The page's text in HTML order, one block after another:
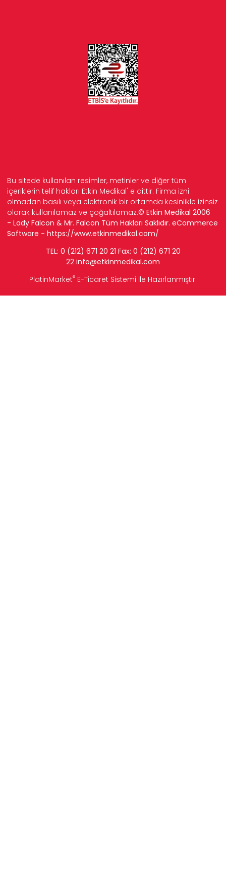
Bu sitede kullanılan resimler, metinler ve diğer tüm
içeriklerin telif hakları Etkin Medikal' e aittir. Firma izni
olmadan basılı veya elektronik bir ortamda kesinlikle izinsiz
olarak kullanılamaz ve çoğaltılamaz.© Etkin Medikal 2006
- Lady Falcon & Mr. Falcon Tüm Hakları Saklıdır. eCommerce
Software - https://www.etkinmedikal.com/
TEL: 0 (212) 671 20 21 Fax: 0 (212) 671 20
22 info@etkinmedikal.com
PlatinMarket® E-Ticaret Sistemi İle Hazırlanmıştır.